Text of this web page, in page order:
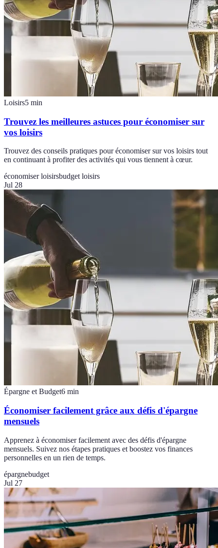
Loisirs5 min
Trouvez les meilleures astuces pour économiser sur
vos loisirs
Trouvez des conseils pratiques pour économiser sur vos loisirs tout
en continuant à profiter des activités qui vous tiennent à cœur.
économiser loisirsbudget loisirs
Jul 28
Épargne et Budget6 min
Économiser facilement grâce aux défis d'épargne
mensuels
Apprenez à économiser facilement avec des défis d'épargne
mensuels. Suivez nos étapes pratiques et boostez vos finances
personnelles en un rien de temps.
épargnebudget
Jul 27